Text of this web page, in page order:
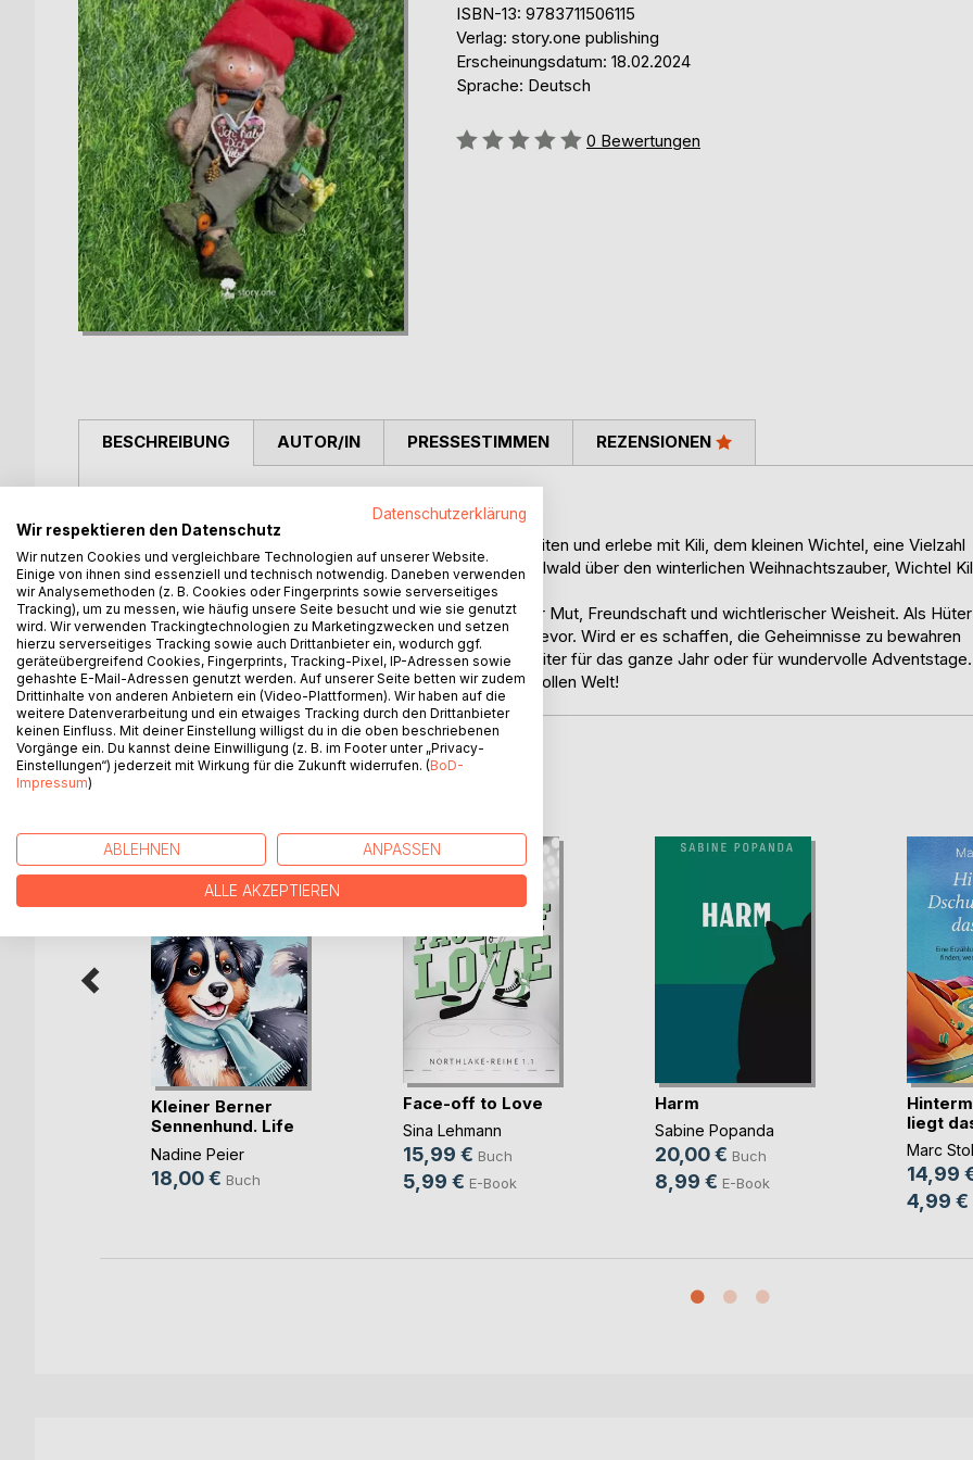
ISBN-13: 9783711506115
Verlag: story.one publishing
Erscheinungsdatum: 18.02.2024
Sprache: Deutsch
Bewertung::
0 Bewertungen
BESCHREIBUNG
Begib dich auf eine zauberhafte Reise durch die Jahreszeiten und erlebe mit Kili, dem kleinen Wichtel, eine Vielzahl
magischer Geschichten! Von Abenteuern aus dem Wichtelwald über den winterlichen Weihnachtszauber, Wichtel
erlebt in jeder Geschichte etwas Magisches.
Jedes Abenteuer ist eine kleine Geschichte für sich, voller Mut, Freundschaft und wichtlerischer Weisheit. Als Hüter
der geheimen Wichteltür stehen ihm wichtige Aufgaben bevor. Wird er es schaffen, die Geheimnisse zu bewahren
und seinen Freunden zu helfen? Dieses Buch ist ein Begleiter für das ganze Jahr oder für wundervolle Adventstage.
Für kleine und große Fans von Wichteln und ihrer wundervollen Welt!
AUTOR/IN PRESSESTIMMEN REZENSIONEN
WEITERE TITEL BEIBoD
Kleiner Berner
Sennenhund. Life
is(...)
Nadine Peier
18,00 € Buch
Face-off to Love
Sina Lehmann
15,99 € Buch
5,99 € E-Book
Harm
Sabine Popanda
20,00 € Buch
8,99 € E-Book
liegt
Marc
14,99
4,99 €
Datenschutzerklärung
Wir respektieren den Datenschutz
Wir nutzen Cookies und vergleichbare Technologien auf unserer Website.
Einige von ihnen sind essenziell und technisch notwendig. Daneben verwenden
wir Analysemethoden (z. B. Cookies oder Fingerprints sowie serverseitiges
Tracking), um zu messen, wie häufig unsere Seite besucht und wie sie genutzt
wird. Wir verwenden Trackingtechnologien zu Marketingzwecken und setzen
hierzu serverseitiges Tracking sowie auch Drittanbieter ein, wodurch ggf.
geräteübergreifend Cookies, Fingerprints, Tracking-Pixel, IP-Adressen sowie
gehashte E-Mail-Adressen genutzt werden. Auf unserer Seite betten wir zudem
Drittinhalte von anderen Anbietern ein (Video-Plattformen). Wir haben auf die
weitere Datenverarbeitung und ein etwaiges Tracking durch den Drittanbieter
keinen Einfluss. Mit deiner Einstellung willigst du in die oben beschriebenen
Vorgänge ein. Du kannst deine Einwilligung (z. B. im Footer unter „Privacy-
Einstellungen“) jederzeit mit Wirkung für die Zukunft widerrufen. (BoD-
Impressum)
ABLEHNEN ANPASSEN
ALLE AKZEPTIEREN